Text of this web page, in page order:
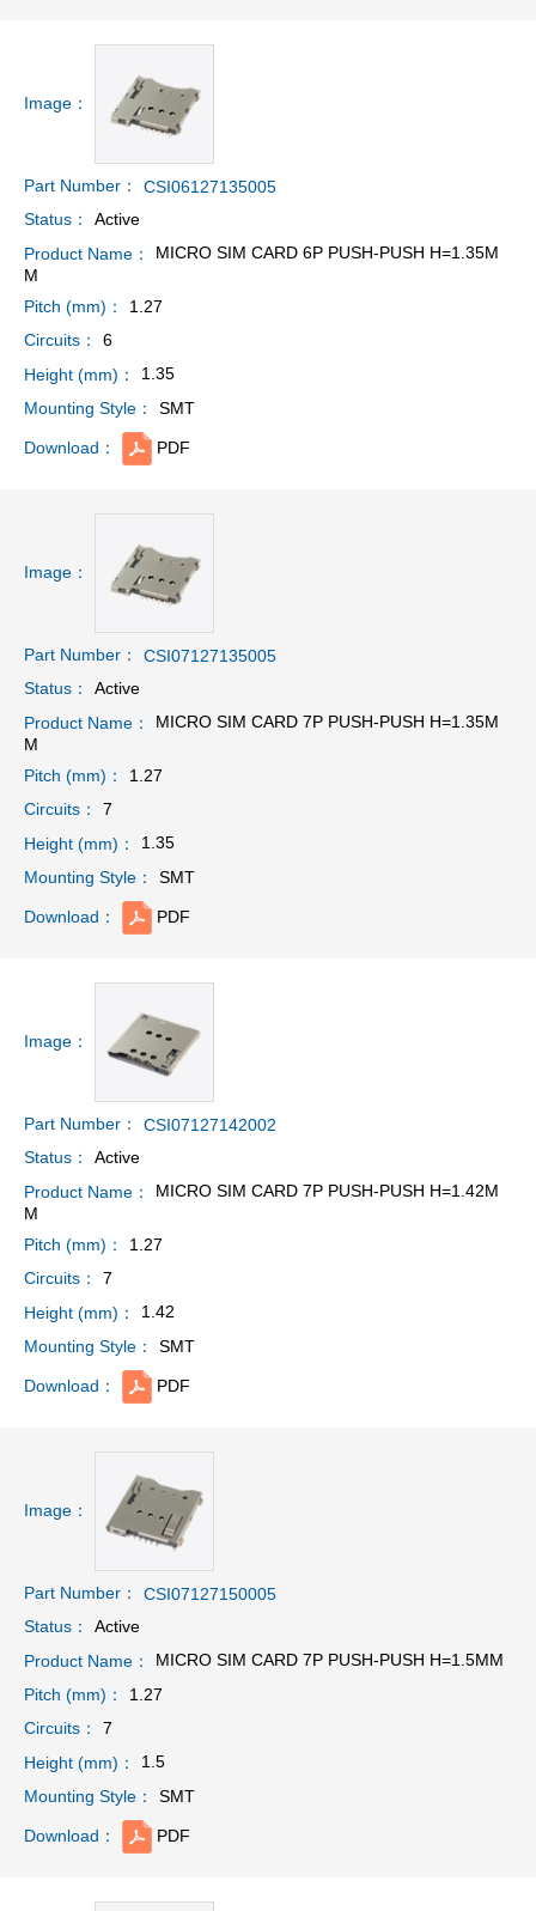
Image：
Part Number：
CSI06127135005
Status：
Active
Product Name：
MICRO SIM CARD 6P PUSH-PUSH H=1.35M
M
Pitch (mm)：
1.27
Circuits：
6
Height (mm)：
1.35
Mounting Style：
SMT
Download： PDF
Image：
Part Number：
CSI07127135005
Status：
Active
Product Name：
MICRO SIM CARD 7P PUSH-PUSH H=1.35M
M
Pitch (mm)：
1.27
Circuits：
7
Height (mm)：
1.35
Mounting Style：
SMT
Download： PDF
Image：
Part Number：
CSI07127142002
Status：
Active
Product Name：
MICRO SIM CARD 7P PUSH-PUSH H=1.42M
M
Pitch (mm)：
1.27
Circuits：
7
Height (mm)：
1.42
Mounting Style：
SMT
Download： PDF
Image：
Part Number：
CSI07127150005
Status：
Active
Product Name：
MICRO SIM CARD 7P PUSH-PUSH H=1.5MM
Pitch (mm)：
1.27
Circuits：
7
Height (mm)：
1.5
Mounting Style：
SMT
Download： PDF